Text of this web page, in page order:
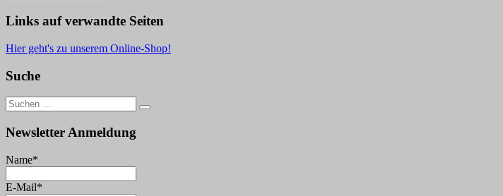
Links auf verwandte Seiten
Hier geht's zu unserem Online-Shop!
Suche
Suche
nach:
Newsletter Anmeldung
Name*
E-Mail*